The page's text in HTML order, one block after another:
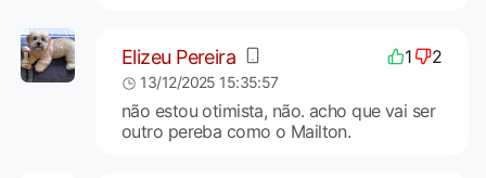
Elizeu Pereira 1 2
13/12/2025 15:35:57
não estou otimista, não. acho que vai ser
outro pereba como o Mailton.